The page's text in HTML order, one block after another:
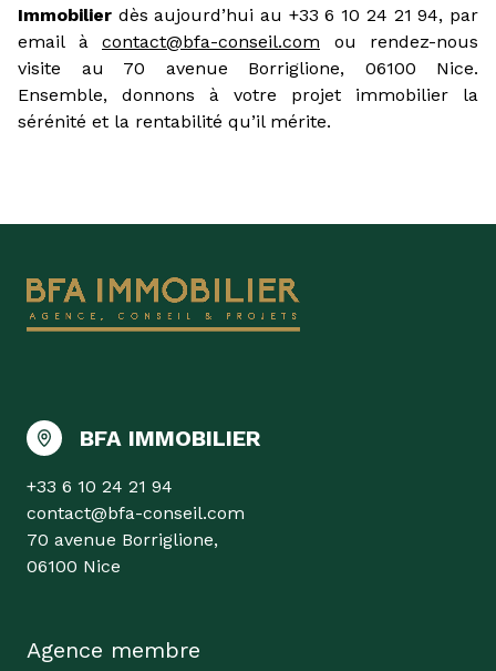
Immobilier dès aujourd’hui au +33 6 10 24 21 94, par
email à contact@bfa-conseil.com ou rendez-nous
visite au 70 avenue Borriglione, 06100 Nice.
Ensemble, donnons à votre projet immobilier la
sérénité et la rentabilité qu’il mérite.
BFA IMMOBILIER
+33 6 10 24 21 94
contact@bfa-conseil.com
70 avenue Borriglione,
06100 Nice
Agence membre